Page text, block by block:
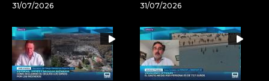
31/07/2026 31/07/2026